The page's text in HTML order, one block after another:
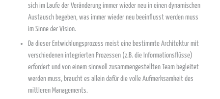
sich im Laufe der Veränderung immer wieder neu in einen dynamischen
Austausch begeben, was immer wieder neu beeinflusst werden muss
im Sinne der Vision.
Da dieser Entwicklungsprozess meist eine bestimmte Architektur mit
verschiedenen integrierten Prozessen (z.B. die Informationsflüsse)
erfordert und von einem sinnvoll zusammengestellten Team begleitet
werden muss, braucht es allein dafür die volle Aufmerksamkeit des
mittleren Managements.